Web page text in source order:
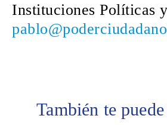
Instituciones Políticas
También te